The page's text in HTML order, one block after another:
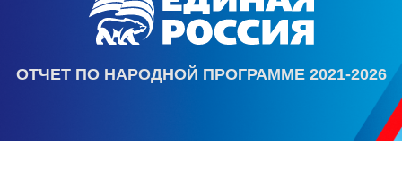
ОТЧЕТ ПО НАРОДНОЙ ПРОГРАММЕ 2021-2026